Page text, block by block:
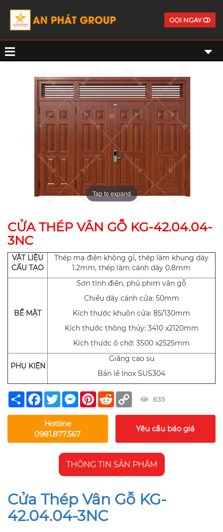
GỌI NGAY
Tap to expand
CỬA THÉP VÂN GỖ KG-42.04.04-
3NC
VẬT LIỆU
CẤU TẠO
Thép mạ điện không gỉ, thép làm khung dày
1.2mm, thép làm cánh dày 0.8mm
BỀ MẶT
Sơn tĩnh điện, phủ phim vân gỗ
Chiều dày cánh cửa: 50mm
Kích thước khuôn cửa: 85/130mm
Kích thước thông thủy: 3410 x2120mm
Kích thước ô chờ: 3500 x2525mm
PHỤ KIỆN
Giăng cao su
Bản lề Inox SUS304
Share Facebook
TwitterMessengerPinterest
Reddit Copy
Link
635
Hotline
0981.877.567
Yêu cầu báo giá
THÔNG TIN SẢN PHẨM
Cửa Thép Vân Gỗ KG-
42.04.04-3NC